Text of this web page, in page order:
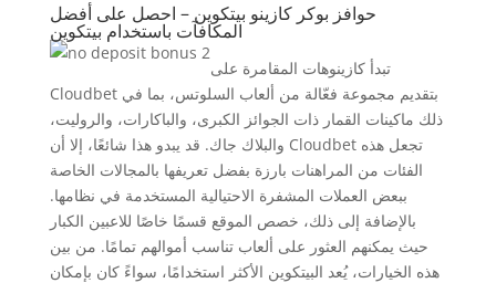
حوافز بوكر كازينو بيتكوين – احصل على أفضل
المكافآت باستخدام بيتكوين
تبدأ كازينوهات المقامرة على
Cloudbet بتقديم مجموعة فعّالة من ألعاب السلوتس، بما في
ذلك ماكينات القمار ذات الجوائز الكبرى، والباكارات، والروليت،
والبلاك جاك. قد يبدو هذا شائعًا، إلا أن Cloudbet تجعل هذه
الفئات من المراهنات بارزة بفضل تعريفها بالمجالات الخاصة
ببعض العملات المشفرة الاحتيالية المستخدمة في نظامها.
بالإضافة إلى ذلك، خصص الموقع قسمًا خاصًا للاعبين الكبار
حيث يمكنهم العثور على ألعاب تناسب أموالهم تمامًا. من بين
هذه الخيارات، يُعد البيتكوين الأكثر استخدامًا، سواءً كان بإمكان